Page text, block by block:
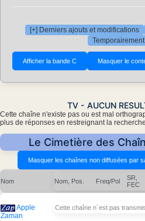
[+] Derniers ajouts et modifications
TV - AUCUN
Cette chaîne n'existe pas ou est mal
plus de réponses en restreignant la
Le Cimetière des
Nom Nom, Pos. Freq/Pol
SR,
FEC
Apple
Zaman
Cette chaîne n´est pas